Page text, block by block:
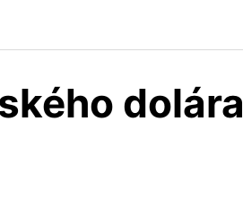
dolára